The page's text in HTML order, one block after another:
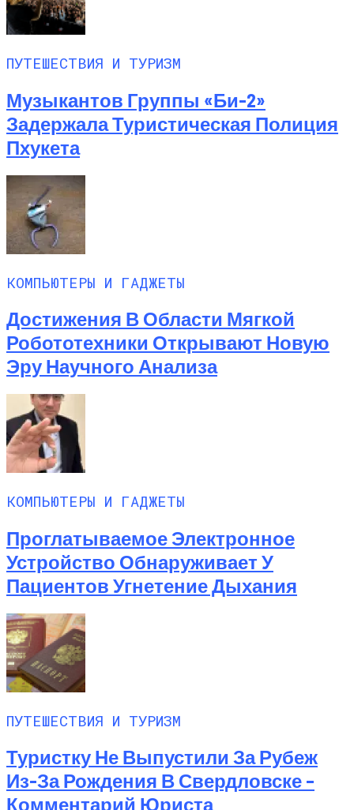
ПУТЕШЕСТВИЯ И ТУРИЗМ
Музыкантов Группы «Би-2»
Задержала Туристическая Полиция
Пхукета
КОМПЬЮТЕРЫ И ГАДЖЕТЫ
Достижения В Области Мягкой
Робототехники Открывают Новую
Эру Научного Анализа
КОМПЬЮТЕРЫ И ГАДЖЕТЫ
Проглатываемое Электронное
Устройство Обнаруживает У
Пациентов Угнетение Дыхания
ПУТЕШЕСТВИЯ И ТУРИЗМ
Туристку Не Выпустили За Рубеж
Из-За Рождения В Свердловске –
Комментарий Юриста